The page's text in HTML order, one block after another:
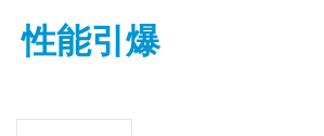
性能引爆